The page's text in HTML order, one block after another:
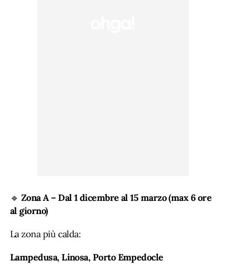
🔹 Zona A – Dal 1 dicembre al 15 marzo (max 6 ore
al giorno)
La zona più calda:
Lampedusa, Linosa, Porto Empedocle